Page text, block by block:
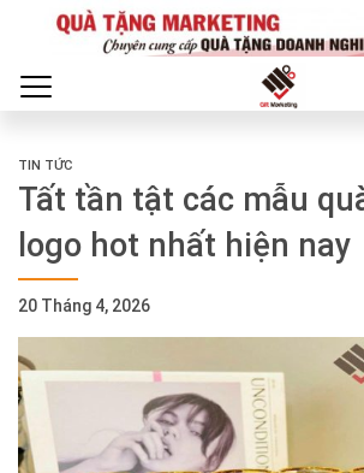
TIN TỨC
Tất tần tật các mẫu
logo hot nhất hiện nay
20 Tháng 4, 2026